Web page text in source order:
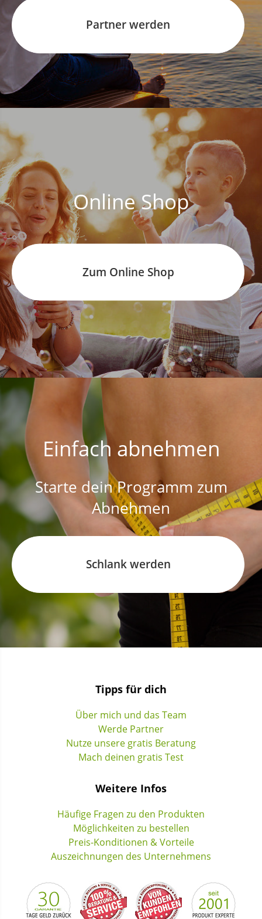
Partner werden
Online Shop
Zum Online Shop
Einfach abnehmen
Starte dein Programm zum
Abnehmen
Schlank werden
Tipps für dich
Über mich und das Team
Werde Partner
Nutze unsere gratis Beratung
Mach deinen gratis Test
Weitere Infos
Häufige Fragen zu den Produkten
Möglichkeiten zu bestellen
Preis-Konditionen & Vorteile
Auszeichnungen des Unternehmens